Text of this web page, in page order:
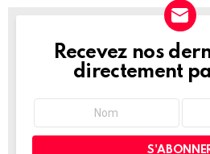
NEWSLETTER
Recevez nos
directement